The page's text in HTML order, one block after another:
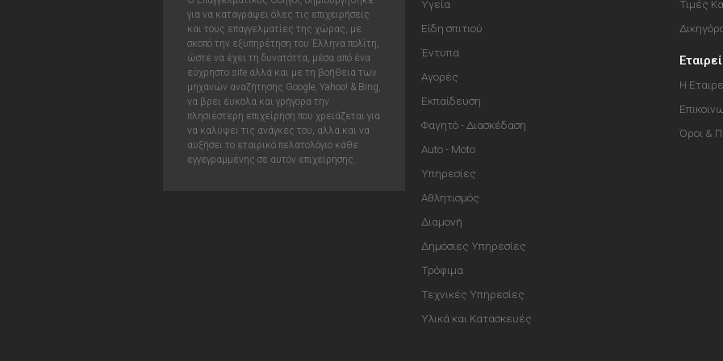
για να καταγράψει όλες τις επιχειρήσεις
και τους επαγγελματίες της χώρας, με
σκοπό την εξυπηρέτηση του Έλληνα πολίτη,
ώστε να έχει τη δυνατόττα, μέσα από ένα
εύχρηστο site αλλά και με τη βοήθεια των
μηχανών αναζήτησης Google, Yahoo! & Bing,
να βρει έυκολα και γρήγορα την
πλησιέστερη επιχείρηση που χρειάζεται για
να καλύψει τις ανάγκες του, αλλά και να
αυξήσει το εταιρικό πελατολόγιο κάθε
εγγεγραμμένης σε αυτόν επιχείρησης.
Υγεία
Είδη σπιτιού
Έντυπα
Αγορές
Εκπαίδευση
Φαγητό - Διασκέδαση
Auto - Moto
Υπηρεσίες
Αθλητισμός
Διαμονή
Δημόσιες Υπηρεσίες
Τρόφιμα
Τεχνικές Υπηρεσίες
Υλικά και Κατασκευές
Τιμές
Η
Όροι &